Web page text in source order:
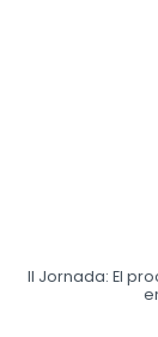
II Jornada: El